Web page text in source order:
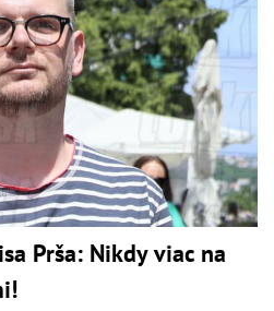
Prša: Nikdy viac na